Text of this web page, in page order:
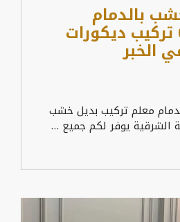
بالدمام
0557884513 تركيب ديكورات
الخبر
معلم تركيب بديل خشب
الشرقية يوفر لكم جميع …